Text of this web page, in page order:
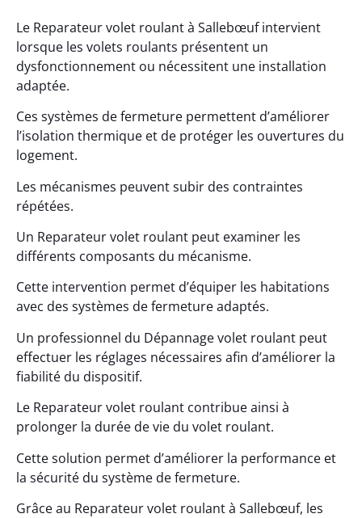
Le Reparateur volet roulant à Sallebœuf intervient
lorsque les volets roulants présentent un
dysfonctionnement ou nécessitent une installation
adaptée.
Ces systèmes de fermeture permettent d’améliorer
l’isolation thermique et de protéger les ouvertures du
logement.
Les mécanismes peuvent subir des contraintes
répétées.
Un Reparateur volet roulant peut examiner les
différents composants du mécanisme.
Cette intervention permet d’équiper les habitations
avec des systèmes de fermeture adaptés.
Un professionnel du Dépannage volet roulant peut
effectuer les réglages nécessaires afin d’améliorer la
fiabilité du dispositif.
Le Reparateur volet roulant contribue ainsi à
prolonger la durée de vie du volet roulant.
Cette solution permet d’améliorer la performance et
la sécurité du système de fermeture.
Grâce au Reparateur volet roulant à Sallebœuf, les